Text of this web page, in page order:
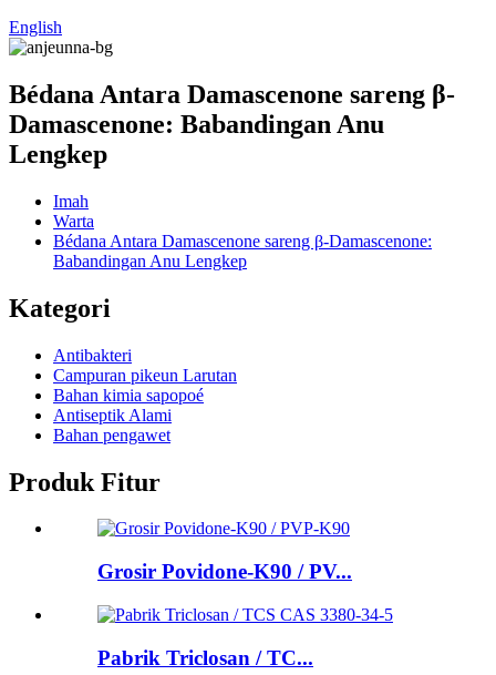
English
Bédana Antara Damascenone sareng β-
Damascenone: Babandingan Anu
Lengkep
Imah
Warta
Bédana Antara Damascenone sareng β-Damascenone:
Babandingan Anu Lengkep
Kategori
Antibakteri
Campuran pikeun Larutan
Bahan kimia sapopoé
Antiseptik Alami
Bahan pengawet
Produk Fitur
Grosir Povidone-K90 / PV...
Pabrik Triclosan / TC...